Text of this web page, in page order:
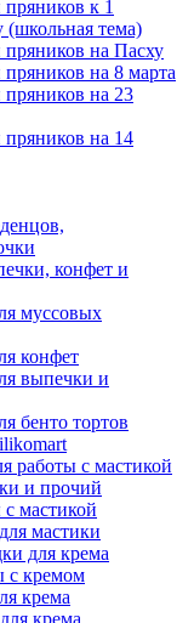
к 1
(школьная тема)
на Пасху
на 8 марта
на 23
на 14
конфет и
муссовых
конфет
выпечки и
бенто тортов
работы с мастикой
и прочий
мастикой
мастики
для крема
с кремом
крема
крема